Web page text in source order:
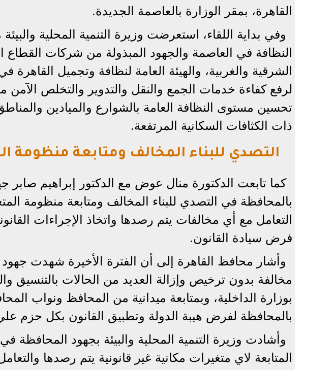
القاهرة، بمقر الوزارة بالعاصمة الجديدة.
وفي بداية اللقاء، استعرضت وزيرة التنمية المحلية
النظافة في العاصمة والجهود المبذولة من شركات القطاع
الشرقية والغربية، والهيئة العامة لنظافة وتجميل
لرفع كفاءة خدمات الجمع والنقل والتدوير والتخلص
تحسين مستوى النظافة العامة بالشوارع والميادين
ذات الكثافات السكانية المرتفعة.
التصدي للبناء المخالف ومتابعة منظومة
كما تابعت الدكتورة منال عوض مع الدكتور إبراهيم صابر
بالمحافظة في التصدي للبناء المخالف ومتابعة منظومة
التعامل مع أي مخالفات يتم رصدها واتخاذ الإجراءات
فرض سيادة القانون.
وأشار محافظ القاهرة إلى أن الفترة الأخيرة شهدت
مخالفة بدون ترخيص وإزالة العديد من الحالات بالتنسيق
بوزارة الداخلية، وبمتابعة ميدانية من المحافظ ونواب
بالمحافظة لفرض هيبة الدولة وتطبيق القانون بكل حزم
وأشادت وزيرة التنمية المحلية والبيئة بجهود المحافظة
المتابعة لاي متغيرات مكانية غير قانونية يتم رصدها